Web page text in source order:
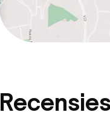
Recensies